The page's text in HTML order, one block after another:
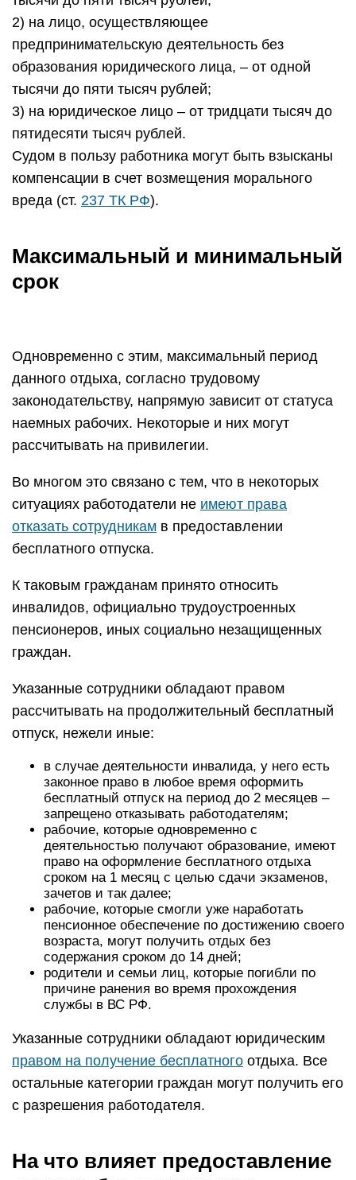
2) на лицо, осуществляющее
предпринимательскую деятельность без
образования юридического лица, – от одной
тысячи до пяти тысяч рублей;
3) на юридическое лицо – от тридцати тысяч до
пятидесяти тысяч рублей.
Судом в пользу работника могут быть взысканы
компенсации в счет возмещения морального
вреда (ст. 237 ТК РФ).
Максимальный и минимальный
срок
Одновременно с этим, максимальный период
данного отдыха, согласно трудовому
законодательству, напрямую зависит от статуса
наемных рабочих. Некоторые и них могут
рассчитывать на привилегии.
Во многом это связано с тем, что в некоторых
ситуациях работодатели не имеют права
отказать сотрудникам в предоставлении
бесплатного отпуска.
К таковым гражданам принято относить
инвалидов, официально трудоустроенных
пенсионеров, иных социально незащищенных
граждан.
Указанные сотрудники обладают правом
рассчитывать на продолжительный бесплатный
отпуск, нежели иные:
в случае деятельности инвалида, у него есть
законное право в любое время оформить
бесплатный отпуск на период до 2 месяцев –
запрещено отказывать работодателям;
рабочие, которые одновременно с
деятельностью получают образование, имеют
право на оформление бесплатного отдыха
сроком на 1 месяц с целью сдачи экзаменов,
зачетов и так далее;
рабочие, которые смогли уже наработать
пенсионное обеспечение по достижению своего
возраста, могут получить отдых без
содержания сроком до 14 дней;
родители и семьи лиц, которые погибли по
причине ранения во время прохождения
службы в ВС РФ.
Указанные сотрудники обладают юридическим
правом на получение бесплатного отдыха. Все
остальные категории граждан могут получить его
с разрешения работодателя.
На что влияет предоставление